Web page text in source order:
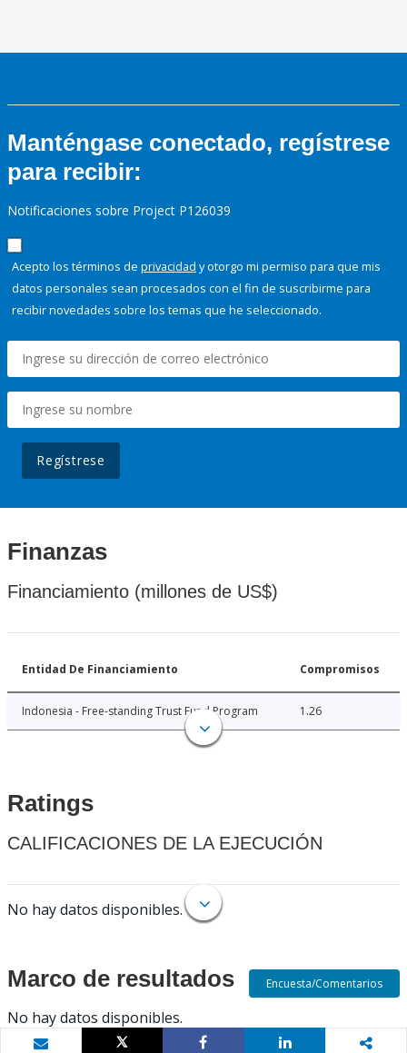
Manténgase conectado, regístrese
para recibir:
Notificaciones sobre Project P126039
Acepto los términos de privacidad y otorgo mi permiso para que mis
datos personales sean procesados con el fin de suscribirme para
recibir novedades sobre los temas que he seleccionado.
Regístrese
Finanzas
Financiamiento (millones de US$)
Entidad De Financiamiento Compromisos
Indonesia - Free-standing Trust Fund Program 1.26
Ratings
CALIFICACIONES DE LA EJECUCIÓN
No hay datos disponibles.
Marco de resultados
No hay datos disponibles.
Encuesta/Comentarios